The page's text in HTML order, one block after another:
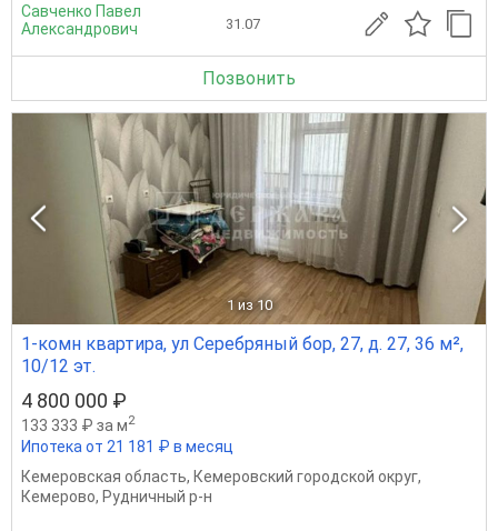
Савченко Павел
Александрович
31.07
Позвонить
1 из 10
1-комн квартира, ул Серебряный бор, 27, д. 27, 36 м²,
10/12 эт.
4 800 000 ₽
133 333 ₽ за м2
Ипотека от 21 181 ₽ в месяц
Кемеровская область, Кемеровский городской округ,
Кемерово, Рудничный р-н